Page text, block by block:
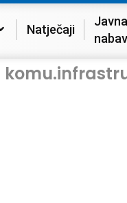
Natječaji
Javna